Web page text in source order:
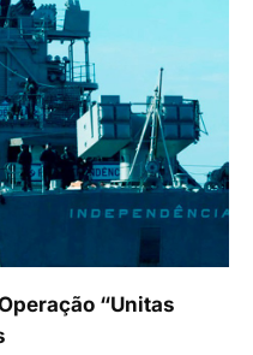
“Unitas